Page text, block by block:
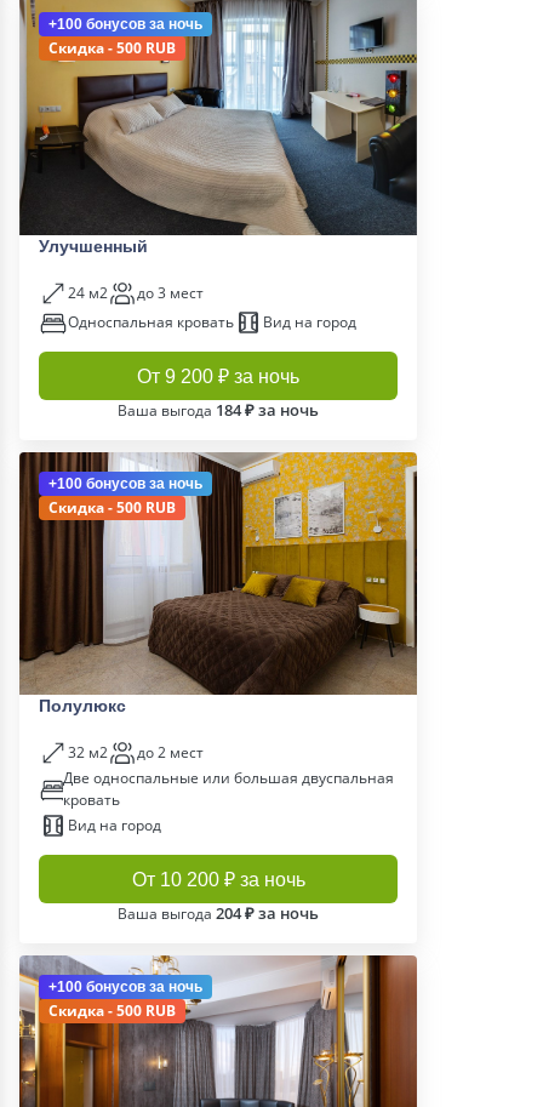
+100 бонусов за ночь
Скидка - 500 RUB
Улучшенный
24 м2
до 3 мест
Односпальная кровать
Вид на город
От 9 200 ₽ за ночь
Ваша выгода 184 ₽ за ночь
+100 бонусов за ночь
Скидка - 500 RUB
Полулюкс
32 м2
до 2 мест
Две односпальные или большая двуспальная
кровать
Вид на город
От 10 200 ₽ за ночь
Ваша выгода 204 ₽ за ночь
+100 бонусов за ночь
Скидка - 500 RUB